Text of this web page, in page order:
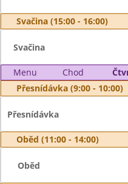
Svačina (15:00 - 16:00)
Svačina
Menu Chod
Přesnídávka (9:00 - 10:00)
Přesnídávka
Oběd (11:00 - 14:00)
Oběd